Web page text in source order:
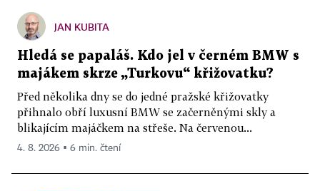
JAN KUBITA
Hledá se papaláš. Kdo jel v černém BMW s
majákem skrze „Turkovu“ křižovatku?
Před několika dny se do jedné pražské křižovatky
přihnalo obří luxusní BMW se začerněnými skly a
blikajícím majáčkem na střeše. Na červenou...
4. 8. 2026 ▪ 6 min. čtení